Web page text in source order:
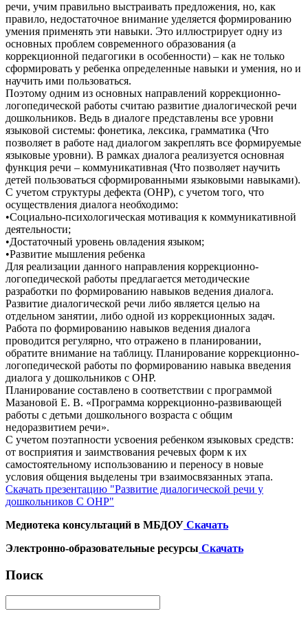
речи, учим правильно выстраивать предложения, но, как
правило, недостаточное внимание уделяется формированию
умения применять эти навыки. Это иллюстрирует одну из
основных проблем современного образования (а
коррекционной педагогики в особенности) – как не только
сформировать у ребенка определенные навыки и умения, но и
научить ими пользоваться.
Поэтому одним из основных направлений коррекционно-
логопедической работы считаю развитие диалогической речи
дошкольников. Ведь в диалоге представлены все уровни
языковой системы: фонетика, лексика, грамматика (Что
позволяет в работе над диалогом закреплять все формируемые
языковые уровни). В рамках диалога реализуется основная
функция речи – коммуникативная (Что позволяет научить
детей пользоваться сформированными языковыми навыками).
С учетом структуры дефекта (ОНР), с учетом того, что
осуществления диалога необходимо:
•Социально-психологическая мотивация к коммуникативной
деятельности;
•Достаточный уровень овладения языком;
•Развитие мышления ребенка
Для реализации данного направления коррекционно-
логопедической работы предлагается методические
разработки по формированию навыков ведения диалога.
Развитие диалогической речи либо является целью на
отдельном занятии, либо одной из коррекционных задач.
Работа по формированию навыков ведения диалога
проводится регулярно, что отражено в планировании,
обратите внимание на таблицу. Планирование коррекционно-
логопедической работы по формированию навыка введения
диалога у дошкольников с ОНР.
Планирование составлено в соответствии с программой
Мазановой Е. В. «Программа коррекционно-развивающей
работы с детьми дошкольного возраста с общим
недоразвитием речи».
С учетом поэтапности усвоения ребенком языковых средств:
от восприятия и заимствования речевых форм к их
самостоятельному использованию и переносу в новые
условия общения выделены три взаимосвязанных этапа.
Скачать презентацию "Развитие диалогической речи у
дошкольников С ОНР"
Медиотека консультаций в МБДОУ Скачать
Электронно-образовательные ресурсы Скачать
Поиск